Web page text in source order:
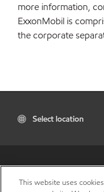
more information,
ExxonMobil is
the corporate
Select location
This website uses